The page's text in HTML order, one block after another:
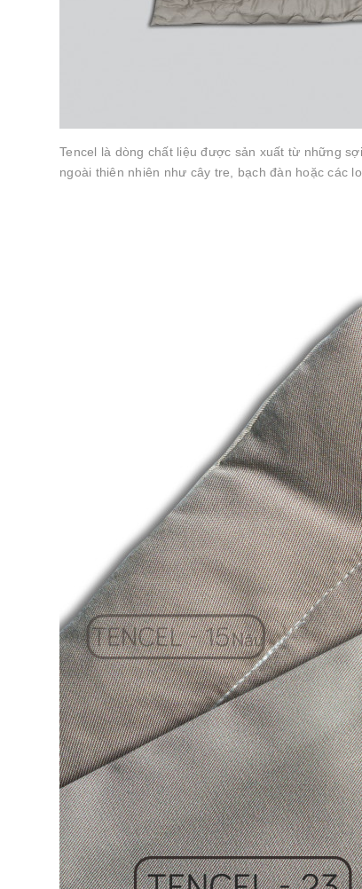
Tencel là dòng chất liệu được sản xuất từ những
ngoài thiên nhiên như cây tre, bạch đàn hoặc các